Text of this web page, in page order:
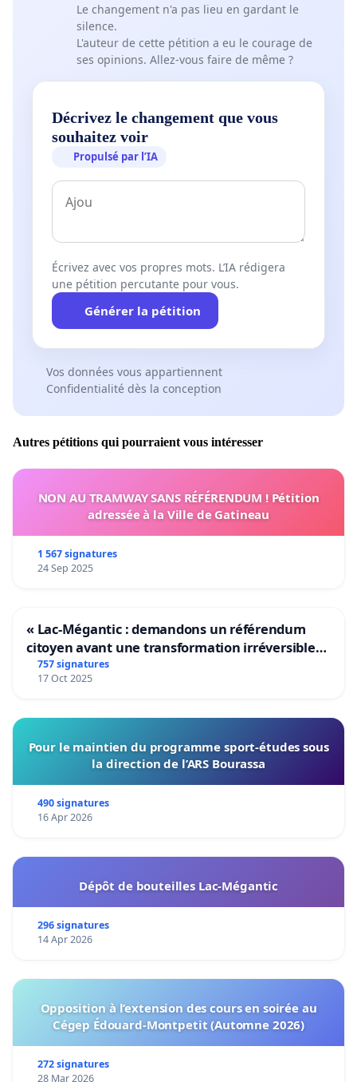
Le changement n'a pas lieu en gardant le
silence.
L'auteur de cette pétition a eu le courage de
ses opinions. Allez-vous faire de même ?
Décrivez le changement que vous
souhaitez voir
Propulsé par l’IA
Écrivez avec vos propres mots. L’IA rédigera
une pétition percutante pour vous.
Générer la pétition
Vos données vous appartiennent
Confidentialité dès la conception
Autres pétitions qui pourraient vous intéresser
NON AU TRAMWAY SANS RÉFÉRENDUM ! Pétition
adressée à la Ville de Gatineau
1 567 signatures
24 Sep 2025
« Lac-Mégantic : demandons un référendum
citoyen avant une transformation irréversible
de notre territoire »
757 signatures
17 Oct 2025
Pour le maintien du programme sport-études sous
la direction de l’ARS Bourassa
490 signatures
16 Apr 2026
Dépôt de bouteilles Lac-Mégantic
296 signatures
14 Apr 2026
Opposition à l’extension des cours en soirée au
Cégep Édouard-Montpetit (Automne 2026)
272 signatures
28 Mar 2026